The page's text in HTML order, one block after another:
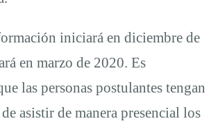
iniciará en diciembre de
en marzo de 2020. Es
las personas postulantes tengan
asistir de manera presencial los